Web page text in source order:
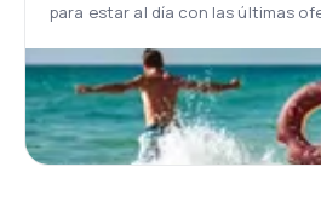
para estar al día con las últimas